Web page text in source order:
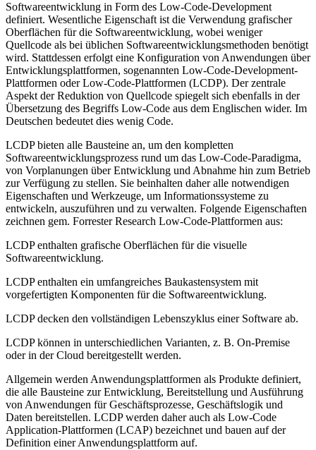
Softwareentwicklung in Form des Low-Code-Development
definiert. Wesentliche Eigenschaft ist die Verwendung grafischer
Oberflächen für die Softwareentwicklung, wobei weniger
Quellcode als bei üblichen Softwareentwicklungsmethoden benötigt
wird. Stattdessen erfolgt eine Konfiguration von Anwendungen über
Entwicklungsplattformen, sogenannten Low-Code-Development-
Plattformen oder Low-Code-Plattformen (LCDP). Der zentrale
Aspekt der Reduktion von Quellcode spiegelt sich ebenfalls in der
Übersetzung des Begriffs Low-Code aus dem Englischen wider. Im
Deutschen bedeutet dies wenig Code.
LCDP bieten alle Bausteine an, um den kompletten
Softwareentwicklungsprozess rund um das Low-Code-Paradigma,
von Vorplanungen über Entwicklung und Abnahme hin zum Betrieb
zur Verfügung zu stellen. Sie beinhalten daher alle notwendigen
Eigenschaften und Werkzeuge, um Informationssysteme zu
entwickeln, auszuführen und zu verwalten. Folgende Eigenschaften
zeichnen gem. Forrester Research Low-Code-Plattformen aus:
LCDP enthalten grafische Oberflächen für die visuelle
Softwareentwicklung.
LCDP enthalten ein umfangreiches Baukastensystem mit
vorgefertigten Komponenten für die Softwareentwicklung.
LCDP decken den vollständigen Lebenszyklus einer Software ab.
LCDP können in unterschiedlichen Varianten, z. B. On-Premise
oder in der Cloud bereitgestellt werden.
Allgemein werden Anwendungsplattformen als Produkte definiert,
die alle Bausteine zur Entwicklung, Bereitstellung und Ausführung
von Anwendungen für Geschäftsprozesse, Geschäftslogik und
Daten bereitstellen. LCDP werden daher auch als Low-Code
Application-Plattformen (LCAP) bezeichnet und bauen auf der
Definition einer Anwendungsplattform auf.